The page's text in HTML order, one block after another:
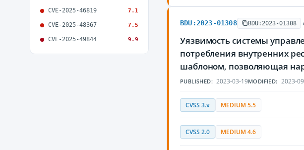
CVE-2025-46819 7.1
CVE-2025-48367 7.5
CVE-2025-49844 9.9
BDU:2023-01308 BDU:2023-01308
Уязвимость системы
потребления внутренних
шаблоном, позволяющая
PUBLISHED: 2023-03-19MODIFIED: 2023-
CVSS 3.x MEDIUM 5.5
CVSS 2.0 MEDIUM 4.6